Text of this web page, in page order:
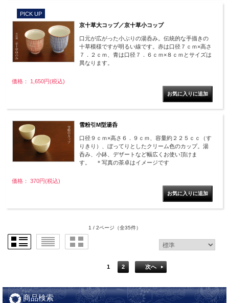
PICK UP
京十草大コップ／京十草小コップ
口元が広がった小ぶりの湯呑み。伝統的な手描きの
十草模様ですが明るい線です。赤は口径７ｃｍ×高さ
７．２ｃｍ、青は口径７．６ｃｍ×８ｃｍとサイズは
異なります。
価格： 1,650円(税込)
雪粉引M型湯呑
口径９ｃｍ×高さ６．９ｃｍ、容量約２２５ｃｃ（す
りきり）、ぼってりとしたクリーム色のカップ。湯
呑み、小鉢、デザートなど幅広くお使い頂けま
す。 ＊写真の茶卓はイメージです
価格： 370円(税込)
1 / 2ページ （全35件）
1 2 次へ
商品検索